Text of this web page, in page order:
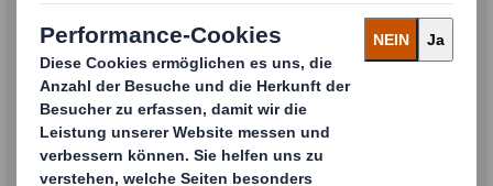
Ort
Postleitzahl